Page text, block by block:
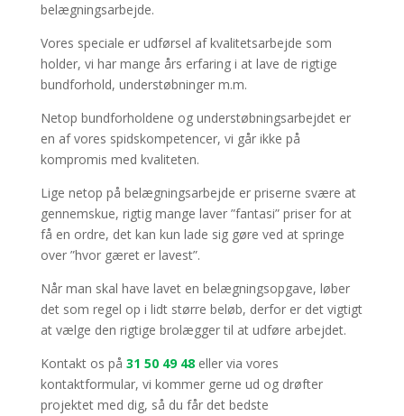
belægningsarbejde.
Vores speciale er udførsel af kvalitetsarbejde som
holder, vi har mange års erfaring i at lave de rigtige
bundforhold, understøbninger m.m.
Netop bundforholdene og understøbningsarbejdet er
en af vores spidskompetencer, vi går ikke på
kompromis med kvaliteten.
Lige netop på belægningsarbejde er priserne svære at
gennemskue, rigtig mange laver ”fantasi” priser for at
få en ordre, det kan kun lade sig gøre ved at springe
over ”hvor gæret er lavest”.
Når man skal have lavet en belægningsopgave, løber
det som regel op i lidt større beløb, derfor er det vigtigt
at vælge den rigtige brolægger til at udføre arbejdet.
Kontakt os på 31 50 49 48 eller via vores
kontaktformular, vi kommer gerne ud og drøfter
projektet med dig, så du får det bedste